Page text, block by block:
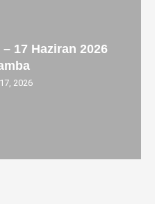
17 Haziran 2026
2026